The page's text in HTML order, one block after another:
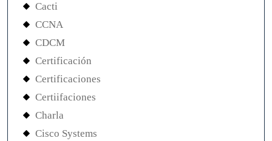
Cacti
CCNA
CDCM
Certificación
Certificaciones
Certiifaciones
Charla
Cisco Systems